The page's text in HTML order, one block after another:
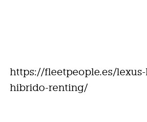
https://fleetpeople.es/lexus-
hibrido-renting/